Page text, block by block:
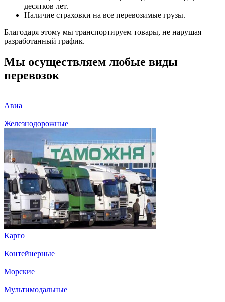
десятков лет.
Наличие страховки на все перевозимые грузы.
Благодаря этому мы транспортируем товары, не нарушая
разработанный график.
Мы осуществляем любые виды
перевозок
Авиа
Железнодорожные
Карго
Контейнерные
Морские
Мультимодальные